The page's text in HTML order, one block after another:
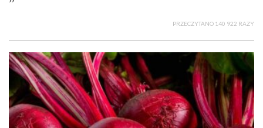
PRZECZYTANO 140 922 RAZY